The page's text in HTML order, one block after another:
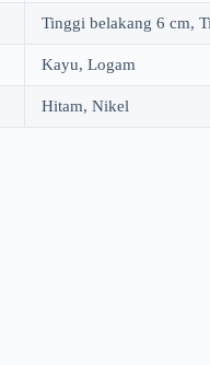
Tinggi belakang 6 cm,
Kayu, Logam
Hitam, Nikel